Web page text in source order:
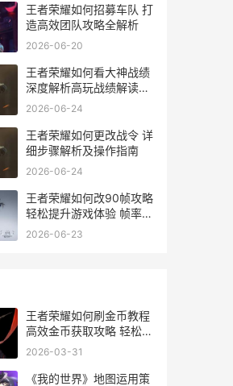
王者荣耀如何招募车队 打
造高效团队攻略全解析
2026-06-20
王者荣耀如何看大神战绩
深度解析高玩战绩解读技
巧
2026-06-24
王者荣耀如何更改战令 详
细步骤解析及操作指南
2026-06-24
王者荣耀如何改90帧攻略
轻松提升游戏体验 帧率设
置全解析
2026-06-23
王者荣耀如何刷金币教程
高效金币获取攻略 轻松提
升战斗力
2026-03-31
《我的世界》地图运用策